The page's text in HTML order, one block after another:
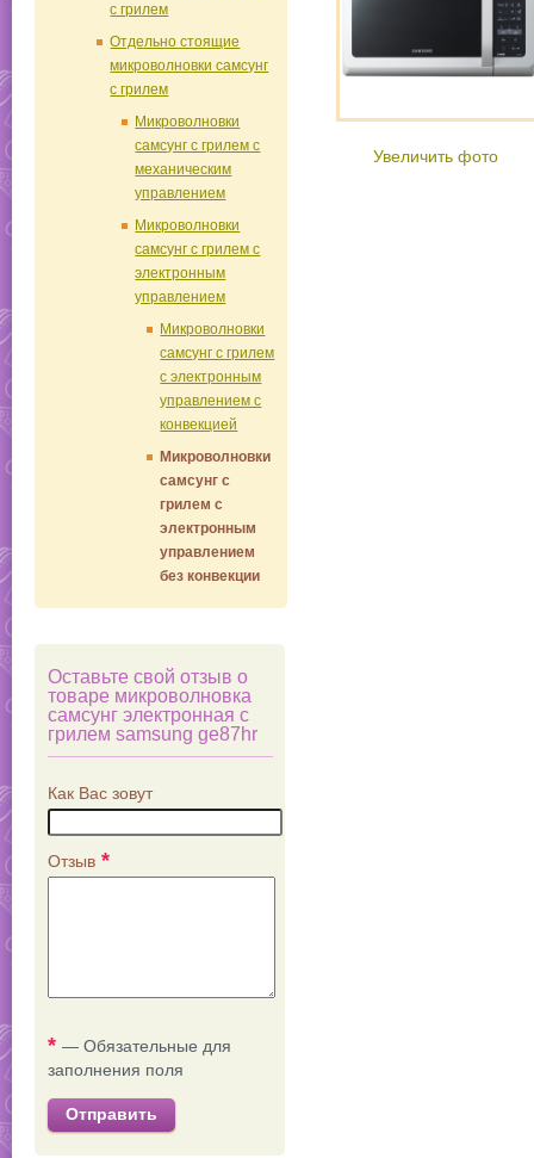
с грилем
Отдельно стоящие
микроволновки самсунг
с грилем
Микроволновки
самсунг с грилем c
механическим
управлением
Микроволновки
самсунг с грилем c
электронным
управлением
Микроволновки
самсунг с грилем
c электронным
управлением с
конвекцией
Микроволновки
самсунг с
грилем c
электронным
управлением
без конвекции
Оставьте свой отзыв о
товаре микроволновка
самсунг электронная с
грилем samsung ge87hr
Как Вас зовут
Отзыв*
* — Обязательные для
заполнения поля
Отправить
Увеличить фото